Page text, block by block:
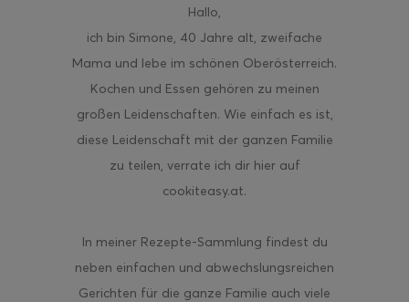
Hallo
ich bin Simone, 40 Jahre alt, zweifache
Mama und lebe im schönen Oberösterreich.
Kochen und Essen gehören zu meinen
großen Leidenschaften. Wie einfach es ist,
diese Leidenschaft mit der ganzen Familie
zu teilen, verrate ich dir hier auf
cookiteasy.at.
In meiner Rezepte-Sammlung findest du
neben einfachen und abwechslungsreichen
Gerichten für die ganze Familie auch viele